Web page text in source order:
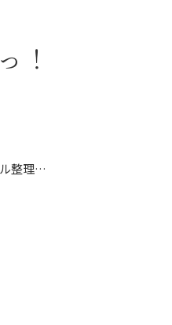
！
整理…